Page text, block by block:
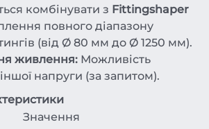
комбінувати з Fittingshaper
повного діапазону
(від Ø 80 мм до Ø 1250 мм).
живлення: Можливість
напруги (за запитом).
Значення